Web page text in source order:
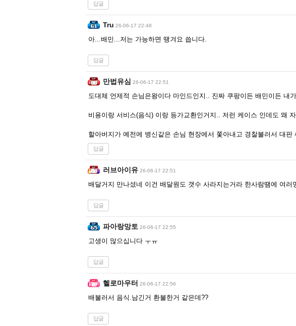
답글
Tru 26-06-17 22:48
아...배민...저는 가능하면 땡겨요 씁니다.
답글
만법유심 26-06-17 22:51
도대체 언제적 손님은왕이다 마인드인지.. 진짜 쿠팡이든 배민이든 내
비용이랑 서비스(음식) 이랑 등가교환인거지.. 저런 케이스 인데도 왜
할아버지가 예전에 병신같은 손님 현장에서 쫓아내고 경찰불러서 대
답글
러브아이유 26-06-17 22:51
배달거지 만나셨네 이건 배달원도 갯수 사라지는거라 한사람땜에 여러
답글
파아랑망토 26-06-17 22:55
고생이 많으십니다 ㅜㅠ
답글
헬로마우터 26-06-17 22:56
배불러서 음식.남긴거 환불한거 같은데??
답글